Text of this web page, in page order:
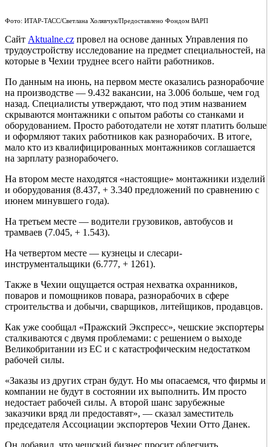
Фото: ИТАР-ТАСС/Светлана Холявчук/Предоставлено Фондом ВАРП
Сайт Aktualne.cz провел на основе данных Управления по
трудоустройству исследование на предмет специальностей, на
которые в Чехии труднее всего найти работников.
По данным на июнь, на первом месте оказались разнорабочие
на производстве — 9.432 вакансии, на 3.006 больше, чем год
назад. Специалисты утверждают, что под этим названием
скрываются монтажники с опытом работы со станками и
оборудованием. Просто работодатели не хотят платить больше
и оформляют таких работников как разнорабочих. В итоге,
мало кто из квалифицированных монтажников соглашается
на зарплату разнорабочего.
На втором месте находятся «настоящие» монтажники изделий
и оборудования (8.437, + 3.340 предложений по сравнению с
июнем минувшего года).
На третьем месте — водители грузовиков, автобусов и
трамваев (7.045, + 1.543).
На четвертом месте — кузнецы и слесари-
инструментальщики (6.777, + 1261).
Также в Чехии ощущается острая нехватка охранников,
поваров и помощников повара, разнорабочих в сфере
строительства и добычи, сварщиков, литейщиков, продавцов.
Как уже сообщал «Пражский Экспресс», чешские экспортеры
сталкиваются с двумя проблемами: с решением о выходе
Великобритании из ЕС и с катастрофическим недостатком
рабочей силы.
«Заказы из других стран будут. Но мы опасаемся, что фирмы и
компании не будут в состоянии их выполнить. Им просто
недостает рабочей силы. А второй шанс зарубежные
заказчики вряд ли предоставят», — сказал заместитель
председателя Ассоциации экспортеров Чехии Отто Данек.
Он добавил, что чешский бизнес просит облегчить